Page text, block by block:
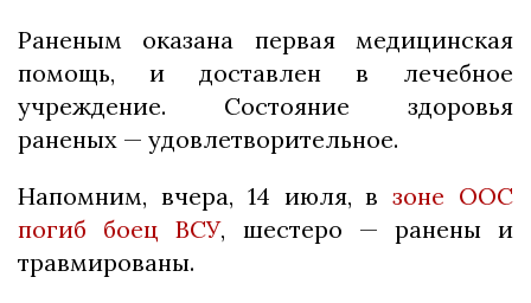
Раненым оказана первая медицинская
помощь, и доставлен в лечебное
учреждение. Состояние здоровья
раненых — удовлетворительное.
Напомним, вчера, 14 июля, в зоне ООС
погиб боец ВСУ, шестеро — ранены и
травмированы.